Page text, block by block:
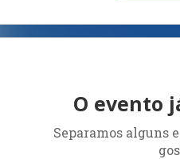
O evento
Separamos alguns